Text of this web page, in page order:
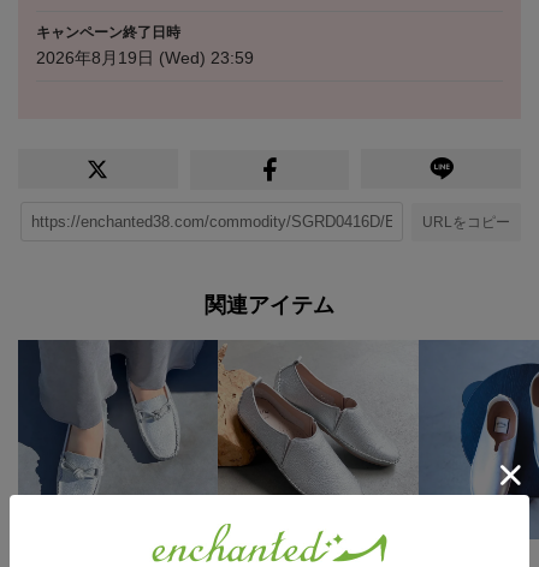
キャンペーン終了日時
2026年8月19日 (Wed) 23:59
URLをコピー
関連アイテム